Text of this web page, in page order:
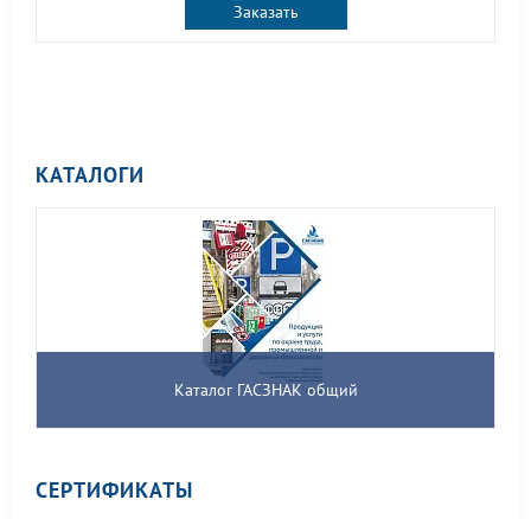
Заказать
КАТАЛОГИ
Каталог ГАСЗНАК общий
СЕРТИФИКАТЫ